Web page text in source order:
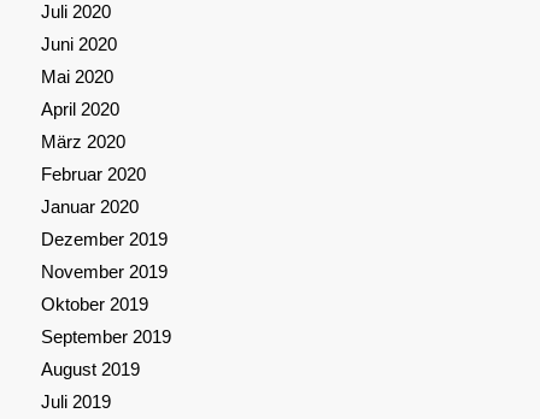
Juli 2020
Juni 2020
Mai 2020
April 2020
März 2020
Februar 2020
Januar 2020
Dezember 2019
November 2019
Oktober 2019
September 2019
August 2019
Juli 2019